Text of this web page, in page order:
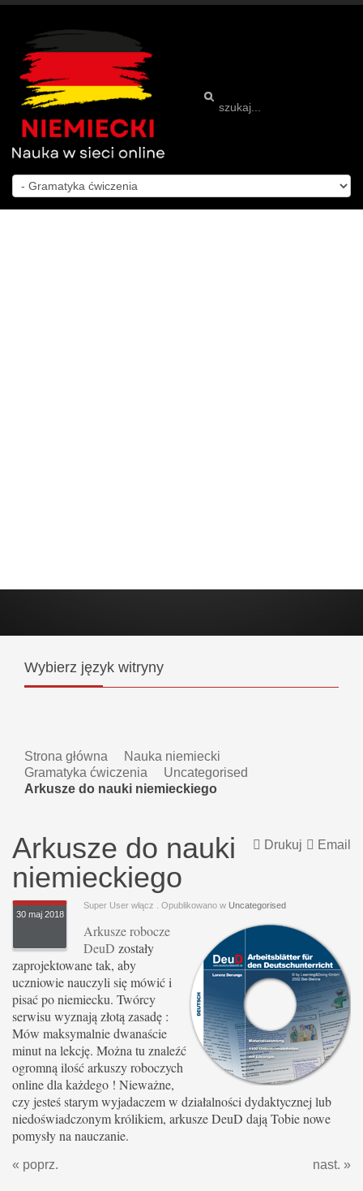
Wybierz język witryny
Strona główna
Nauka niemiecki
Gramatyka ćwiczenia
Uncategorised
Arkusze do nauki niemieckiego
Email
Drukuj
Arkusze do nauki
niemieckiego
Super User włącz
30 maj 2018
. Opublikowano w Uncategorised
Arkusze robocze
DeuD zostały
zaprojektowane tak, aby
uczniowie nauczyli się mówić i
pisać po niemiecku. Twórcy
serwisu wyznają złotą zasadę :
Mów maksymalnie dwanaście
minut na lekcję. Można tu znaleźć
ogromną ilość arkuszy roboczych
online dla każdego ! Nieważne,
czy jesteś starym wyjadaczem w działalności dydaktycznej lub
niedoświadczonym królikiem, arkusze DeuD dają Tobie nowe
pomysły na nauczanie.
« poprz. nast. »